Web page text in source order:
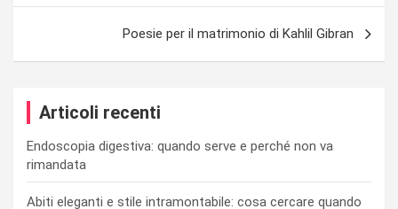
Poesie per il matrimonio di Kahlil Gibran
Articoli recenti
Endoscopia digestiva: quando serve e perché non va
rimandata
Abiti eleganti e stile intramontabile: cosa cercare quando